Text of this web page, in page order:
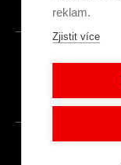
reklam.
Zjistit více